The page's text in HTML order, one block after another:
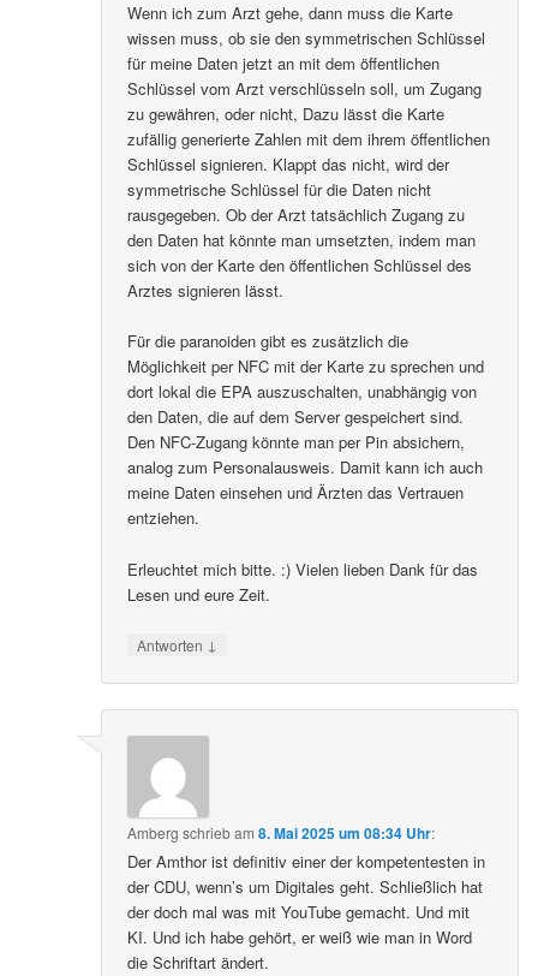
Wenn ich zum Arzt gehe, dann muss die Karte
wissen muss, ob sie den symmetrischen Schlüssel
für meine Daten jetzt an mit dem öffentlichen
Schlüssel vom Arzt verschlüsseln soll, um Zugang
zu gewähren, oder nicht, Dazu lässt die Karte
zufällig generierte Zahlen mit dem ihrem öffentlichen
Schlüssel signieren. Klappt das nicht, wird der
symmetrische Schlüssel für die Daten nicht
rausgegeben. Ob der Arzt tatsächlich Zugang zu
den Daten hat könnte man umsetzten, indem man
sich von der Karte den öffentlichen Schlüssel des
Arztes signieren lässt.
Für die paranoiden gibt es zusätzlich die
Möglichkeit per NFC mit der Karte zu sprechen und
dort lokal die EPA auszuschalten, unabhängig von
den Daten, die auf dem Server gespeichert sind.
Den NFC-Zugang könnte man per Pin absichern,
analog zum Personalausweis. Damit kann ich auch
meine Daten einsehen und Ärzten das Vertrauen
entziehen.
Erleuchtet mich bitte. :) Vielen lieben Dank für das
Lesen und eure Zeit.
Antworten ↓
Amberg schriebam8. Mai 2025 um 08:34 Uhr:
Der Amthor ist definitiv einer der kompetentesten in
der CDU, wenn’s um Digitales geht. Schließlich hat
der doch mal was mit YouTube gemacht. Und mit
KI. Und ich habe gehört, er weiß wie man in Word
die Schriftart ändert.